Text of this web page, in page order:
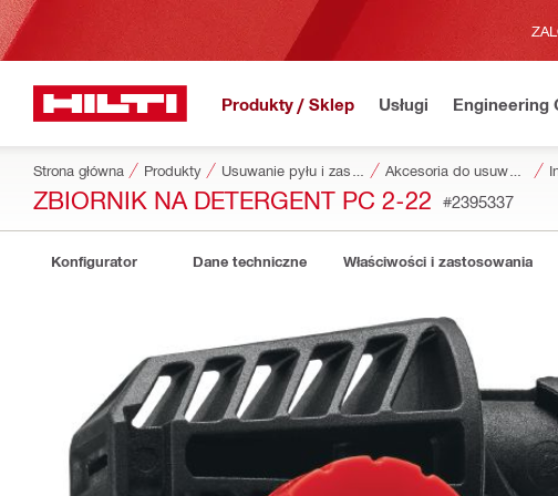
Produkty / Sklep Usługi Engineering
Strona główna Produkty
ZBIORNIK NA DETERGENT PC 2-22 #2395337
Konfigurator Dane techniczne Właściwości i zastosowania